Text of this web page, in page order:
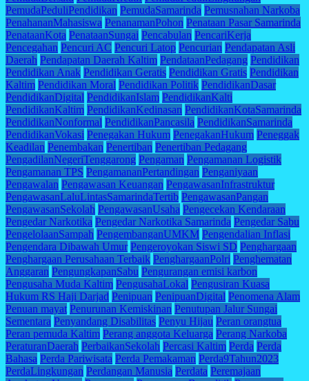
PemudaPeduliPendidikan PemudaSamarinda Pemusnahan Narkoba
PenahananMahasiswa PenanamanPohon Penataan Pasar Samarinda
PenataanKota PenataanSungai Pencabulan PencariKerja
Pencegahan Pencuri AC Pencuri Latop Pencurian Pendapatan Asli
Daerah Pendapatan Daerah Kaltim PendataanPedagang Pendidikan
Pendidikan Anak Pendidikan Geratis Pendidikan Gratis Pendidikan
Kaltim Pendidikan Moral Pendidikan Politik PendidikanDasar
PendidikanDigital PendidikanIslam PendidikanKalti
PendidikanKaltim PendidikanKedinasan PendidikanKotaSamarinda
PendidikanNonformal PendidikanPancasila PendidikanSamarinda
PendidikanVokasi Penegakan Hukum PenegakanHukum Peneggak
Keadilan Penembakan Penertiban Penertiban Pedagang
PengadilanNegeriTenggarong Pengaman Pengamanan Logistik
Pengamanan TPS PengamananPertandingan Penganiyaan
Pengawalan Pengawasan Keuangan PengawasanInfrastruktur
PengawasanLaluLintasSamarindaTertib PengawasanPangan
PengawasanSekolah PengawasanUsaha Pengecekan Kendaraan
Pengedar Narkotika Pengedar Narkotika Samarinda Pengedar Sabu
PengelolaanSampah PengembanganUMKM Pengendalian Inflasi
Pengendara Dibawah Umur Pengeroyokan Siswi SD Penghargaan
Penghargaan Perusahaan Terbaik PenghargaanPolri Penghematan
Anggaran PengungkapanSabu Pengurangan emisi karbon
Pengusaha Muda Kaltim PengusahaLokal Pengusiran Kuasa
Hukum RS Haji Darjad Penipuan PenipuanDigital Penomena Alam
Penuan mayat Penurunan Kemiskinan Penutupan Jalur Sungai
Sementara Penyandang Disabilitas Penyu Hijau Peran orangtua
Peran pemuda Kaltim Perang anggota Keluarga Perang Narkoba
PeraturanDaerah PerbaikanSekolah Percasi Kaltim Perda Perda
Bahasa Perda Pariwisata Perda Pemakaman Perda9Tahun2023
PerdaLingkungan Perdangan Manusia Perdata Peremajaan